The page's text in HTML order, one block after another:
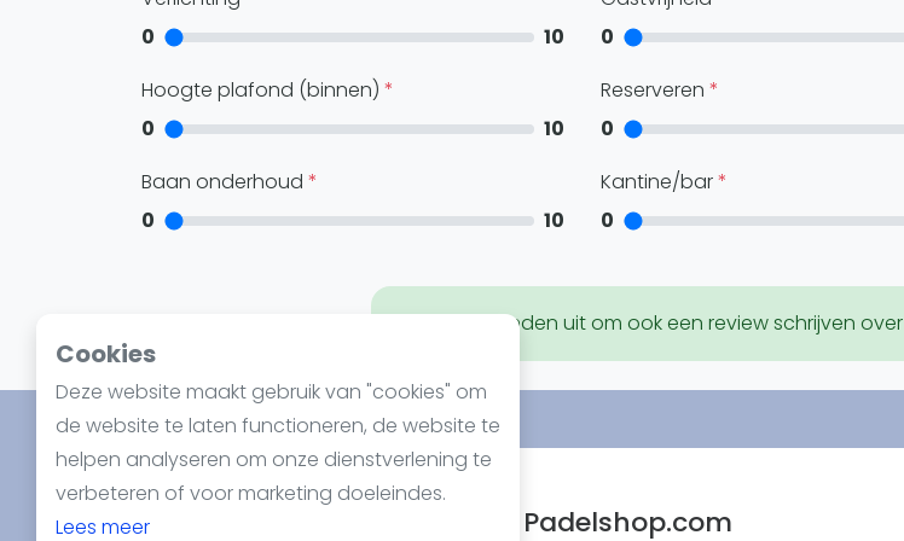
Cookies
Deze website maakt gebruik van "cookies" om
de website te laten functioneren, de website te
helpen analyseren om onze dienstverlening te
verbeteren of voor marketing doeleindes.
Lees meer
Reserveringssystemen
Padelscholen
Toevoegen data
Ranglijsten
Nationale Toernooien
Internationale toernooien
0
10
Hoogte plafond (binnen)
0
10
Baan onderhoud
0
10
0
Reserveren
0
Kantine/bar
0
Nodig je vrienden uit om ook een review schrijven over
Spotlight
Padelshop.com